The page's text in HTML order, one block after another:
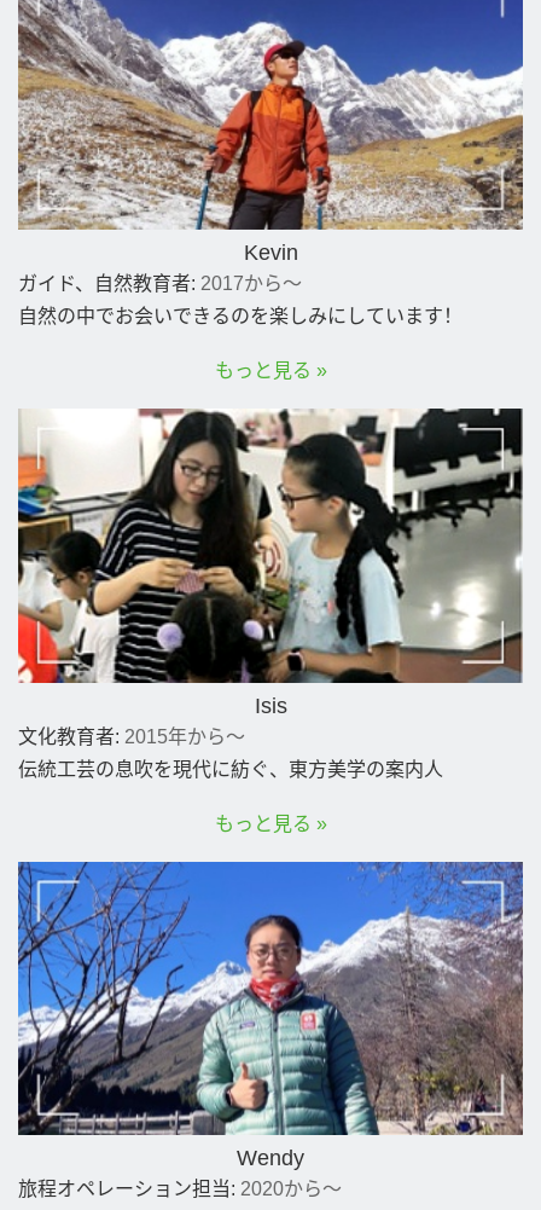
Kevin
ガイド、自然教育者: 2017から～
自然の中でお会いできるのを楽しみにしています！
もっと見る »
Isis
文化教育者: 2015年から～
伝統工芸の息吹を現代に紡ぐ、東方美学の案内人
もっと見る »
Wendy
旅程オペレーション担当: 2020から～